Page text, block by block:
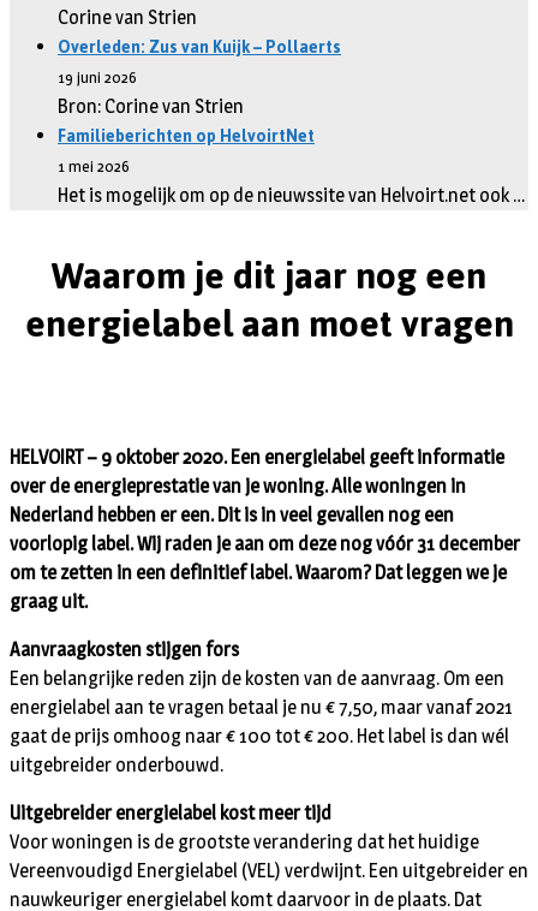
Corine van Strien
Overleden: Zus van Kuijk – Pollaerts
19 juni 2026
Bron: Corine van Strien
Familieberichten op HelvoirtNet
1 mei 2026
Het is mogelijk om op de nieuwssite van Helvoirt.net ook …
Waarom je dit jaar nog een
energielabel aan moet vragen
HELVOIRT – 9 oktober 2020. Een energielabel geeft informatie
over de energieprestatie van je woning. Alle woningen in
Nederland hebben er een. Dit is in veel gevallen nog een
voorlopig label. Wij raden je aan om deze nog vóór 31 december
om te zetten in een definitief label. Waarom? Dat leggen we je
graag uit.
Aanvraagkosten stijgen fors
Een belangrijke reden zijn de kosten van de aanvraag. Om een
energielabel aan te vragen betaal je nu € 7,50, maar vanaf 2021
gaat de prijs omhoog naar € 100 tot € 200. Het label is dan wél
uitgebreider onderbouwd.
Uitgebreider energielabel kost meer tijd
Voor woningen is de grootste verandering dat het huidige
Vereenvoudigd Energielabel (VEL) verdwijnt. Een uitgebreider en
nauwkeuriger energielabel komt daarvoor in de plaats. Dat